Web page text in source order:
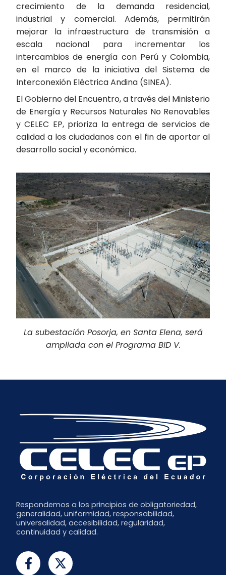
crecimiento de la demanda residencial,
industrial y comercial. Además, permitirán
mejorar la infraestructura de transmisión a
escala nacional para incrementar los
intercambios de energía con Perú y Colombia,
en el marco de la iniciativa del Sistema de
Interconexión Eléctrica Andina (SINEA).
El Gobierno del Encuentro, a través del Ministerio
de Energía y Recursos Naturales No Renovables
y CELEC EP, prioriza la entrega de servicios de
calidad a los ciudadanos con el fin de aportar al
desarrollo social y económico.
La subestación Posorja, en Santa Elena, será
ampliada con el Programa BID V.
Respondemos a los principios de obligatoriedad,
generalidad, uniformidad, responsabilidad,
universalidad, accesibilidad, regularidad,
continuidad y calidad.